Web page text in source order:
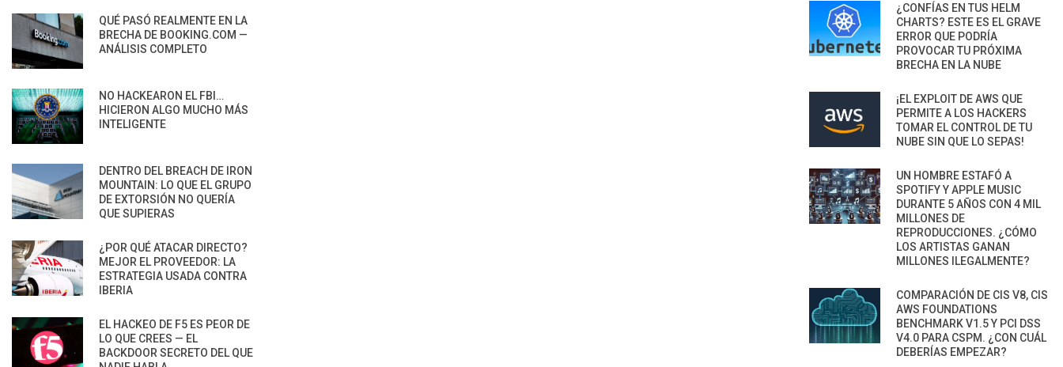
QUÉ PASÓ REALMENTE EN LA
BRECHA DE BOOKING.COM —
ANÁLISIS COMPLETO
NO HACKEARON EL FBI…
HICIERON ALGO MUCHO MÁS
INTELIGENTE
DENTRO DEL BREACH DE IRON
MOUNTAIN: LO QUE EL GRUPO
DE EXTORSIÓN NO QUERÍA
QUE SUPIERAS
¿POR QUÉ ATACAR DIRECTO?
MEJOR EL PROVEEDOR: LA
ESTRATEGIA USADA CONTRA
IBERIA
EL HACKEO DE F5 ES PEOR DE
LO QUE CREES — EL
BACKDOOR SECRETO DEL QUE
¿CONFÍAS EN TUS HELM
CHARTS? ESTE ES EL GRAVE
ERROR QUE PODRÍA
PROVOCAR TU PRÓXIMA
BRECHA EN LA NUBE
¡EL EXPLOIT DE AWS QUE
PERMITE A LOS HACKERS
TOMAR EL CONTROL DE TU
NUBE SIN QUE LO SEPAS!
UN HOMBRE ESTAFÓ A
SPOTIFY Y APPLE MUSIC
DURANTE 5 AÑOS CON 4 MIL
MILLONES DE
REPRODUCCIONES. ¿CÓMO
LOS ARTISTAS GANAN
MILLONES ILEGALMENTE?
COMPARACIÓN DE CIS V8, CIS
AWS FOUNDATIONS
BENCHMARK V1.5 Y PCI DSS
V4.0 PARA CSPM. ¿CON CUÁL
DEBERÍAS EMPEZAR?